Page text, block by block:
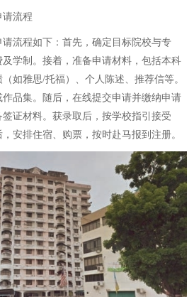
请流程
流程如下：首先，确定目标院校与专
学制。接着，准备申请材料，包括本科
如雅思/托福）、个人陈述、推荐信等。
品集。随后，在线提交申请并缴纳申请
证材料。获录取后，按学校指引接受
安排住宿、购票，按时赴马报到注册。